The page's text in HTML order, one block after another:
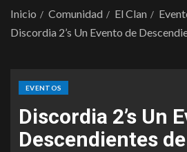
Inicio Comunidad El Clan
Discordia 2’s Un Evento de
EVENTOS
Discordia 2’s Un
Descendientes